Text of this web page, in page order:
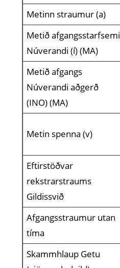
Metinn straumur (a)
Metið afgangsstarfsemi
Núverandi (í) (MA)
Metið afgangs
Núverandi aðgerð
(INO) (MA)
Metin spenna (v)
Eftirstöðvar
rekstrarstraums
Gildissvið
Afgangsstraumur utan
tíma
Skammhlaup Getu